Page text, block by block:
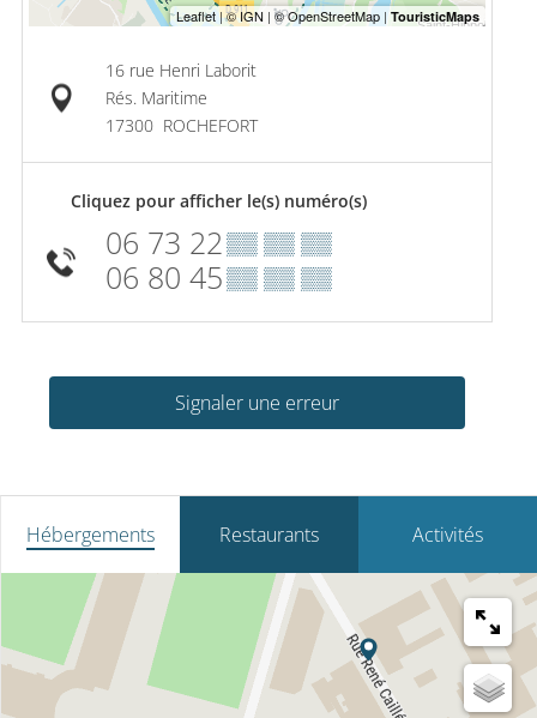
16 rue Henri Laborit
Rés. Maritime
17300 ROCHEFORT
Cliquez pour afficher le(s) numéro(s)
06 73 22 ▒▒ ▒▒ ▒▒
06 80 45▒▒ ▒▒ ▒▒
Signaler une erreur
Hébergements Restaurants Activités